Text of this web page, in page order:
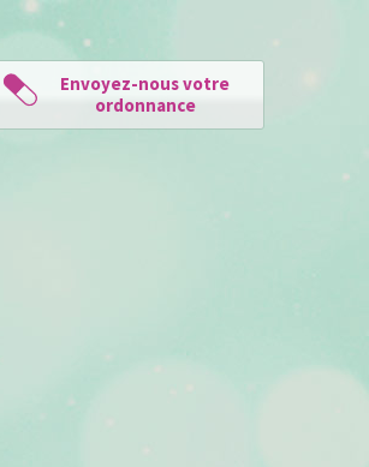
Envoyez-nous votre
ordonnance